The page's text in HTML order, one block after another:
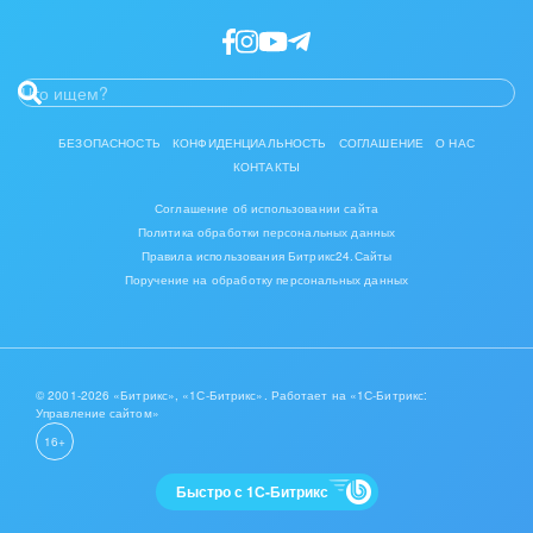
IT, Интернет
Культурные события, спорт, шоу-бизнес
Мебель, лес, деревообработка
Металлургия
Мода, одежда, аксессуары, стиль
БЕЗОПАСНОСТЬ КОНФИДЕНЦИАЛЬНОСТЬ СОГЛАШЕНИЕ
О НАС
КОНТАКТЫ
Соглашение об использовании сайта
Политика обработки персональных данных
Правила использования Битрикс24.Сайты
Поручение на обработку персональных данных
© 2001-2026 «Битрикс», «1С-Битрикс». Работает на «1С-Битрикс:
Управление сайтом»
16+
Быстро с 1С-Битрикс